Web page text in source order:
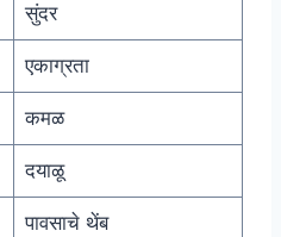
सुंदर
एकाग्रता
कमळ
दयाळू
पावसाचे थेंब